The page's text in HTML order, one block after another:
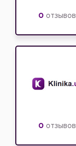
0 отзывов
0 отзывов